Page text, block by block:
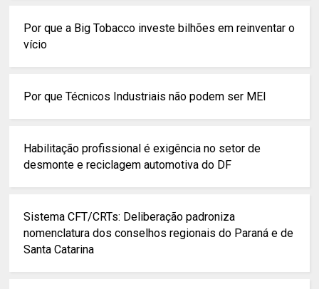
Por que a Big Tobacco investe bilhões em reinventar o
vício
Por que Técnicos Industriais não podem ser MEI
Habilitação profissional é exigência no setor de
desmonte e reciclagem automotiva do DF
Sistema CFT/CRTs: Deliberação padroniza
nomenclatura dos conselhos regionais do Paraná e de
Santa Catarina